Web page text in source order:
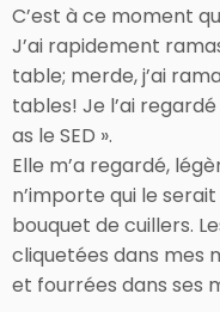
C’est à ce moment
J’ai rapidement
table; merde, j’ai
tables! Je l’ai regardé
as le SED ».
Elle m’a regardé,
n’importe qui le
bouquet de cuillers.
cliquetées dans mes
et fourrées dans ses